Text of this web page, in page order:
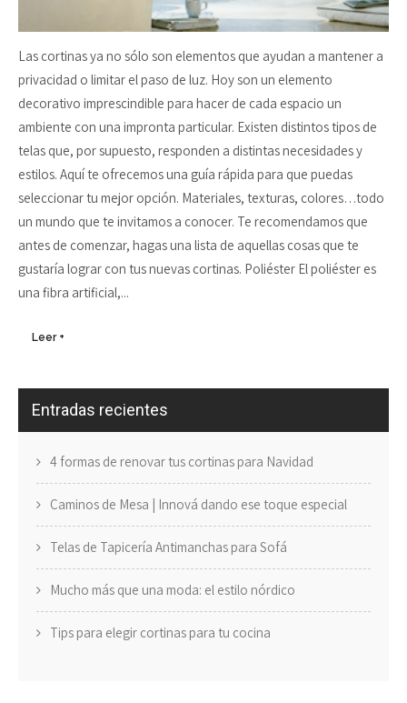
Las cortinas ya no sólo son elementos que ayudan a mantener a
privacidad o limitar el paso de luz. Hoy son un elemento
decorativo imprescindible para hacer de cada espacio un
ambiente con una impronta particular. Existen distintos tipos de
telas que, por supuesto, responden a distintas necesidades y
estilos. Aquí te ofrecemos una guía rápida para que puedas
seleccionar tu mejor opción. Materiales, texturas, colores…todo
un mundo que te invitamos a conocer. Te recomendamos que
antes de comenzar, hagas una lista de aquellas cosas que te
gustaría lograr con tus nuevas cortinas. Poliéster El poliéster es
una fibra artificial,...
Leer +
Entradas recientes
4 formas de renovar tus cortinas para Navidad
Caminos de Mesa | Innová dando ese toque especial
Telas de Tapicería Antimanchas para Sofá
Mucho más que una moda: el estilo nórdico
Tips para elegir cortinas para tu cocina